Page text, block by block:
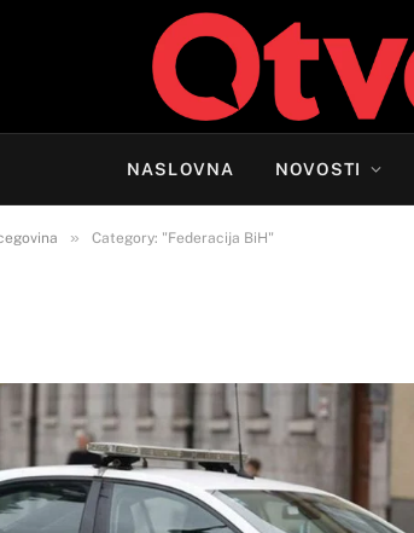
NASLOVNA NOVOSTI
» Category: "Federacija BiH"